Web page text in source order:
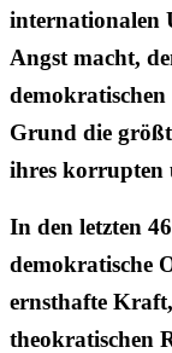
internationalen
Angst macht,
Grund die
ihres korrupten
In den letzten
demokratische
ernsthafte
theokratischen